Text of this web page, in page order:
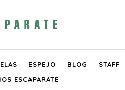
ESPEJO BLOG STAFF
ESCAPARATE